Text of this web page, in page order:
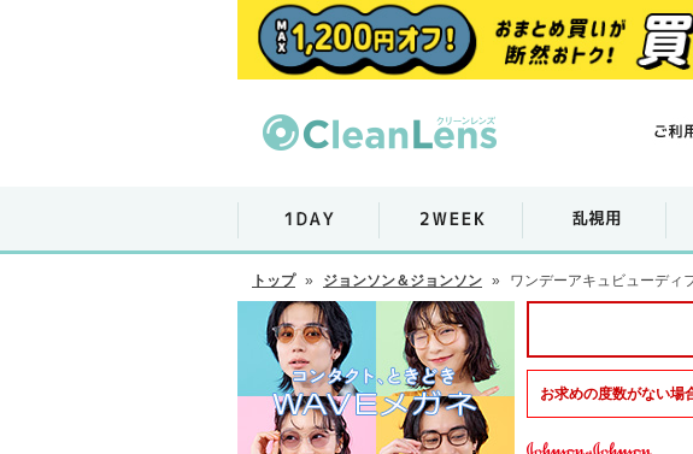
トップ » ジョンソン＆ジョンソン » ワンデーアキュビューディ
お求めの度数がない場